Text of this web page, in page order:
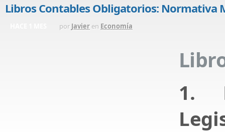
Libros Contables Obligatorios: Normativa
por Javier en Economía
1.